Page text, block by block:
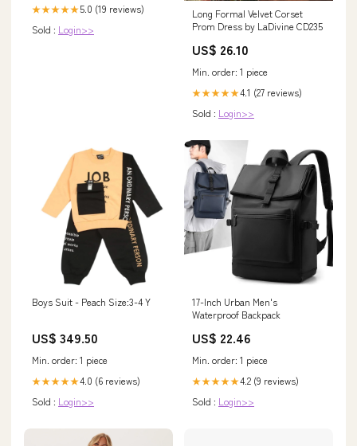
★★★★★5.0 (19 reviews)
Sold : Login>>
Long Formal Velvet Corset
Prom Dress by LaDivine CD235
US$ 26.10
Min. order: 1 piece
★★★★★4.1 (27 reviews)
Sold : Login>>
Boys Suit - Peach Size:3-4 Y
US$ 349.50
Min. order: 1 piece
★★★★★4.0 (6 reviews)
Sold : Login>>
17-Inch Urban Men's
Waterproof Backpack
US$ 22.46
Min. order: 1 piece
★★★★★4.2 (9 reviews)
Sold : Login>>